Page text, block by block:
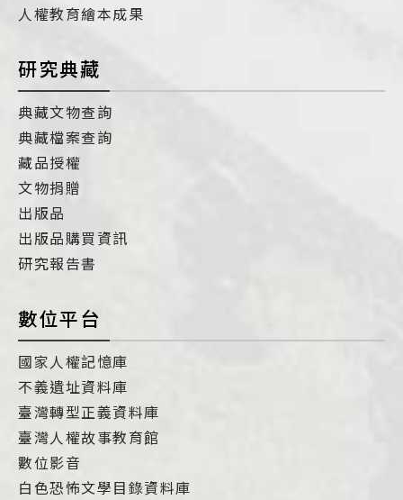
人權教育繪本成果
研究典藏
典藏文物查詢
典藏檔案查詢
藏品授權
文物捐贈
出版品
出版品購買資訊
研究報告書
數位平台
國家人權記憶庫
不義遺址資料庫
臺灣轉型正義資料庫
臺灣人權故事教育館
數位影音
白色恐怖文學目錄資料庫